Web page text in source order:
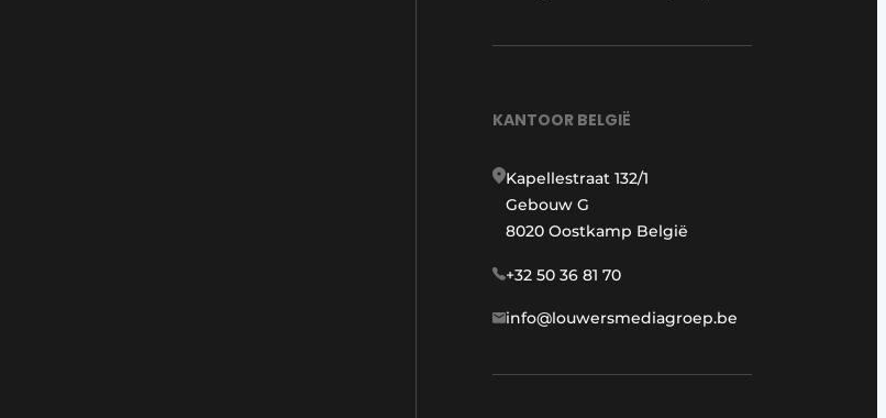
KANTOOR BELGIË
Kapellestraat 132/1
Gebouw G
8020 Oostkamp België
+32 50 36 81 70
info@louwersmediagroep.be